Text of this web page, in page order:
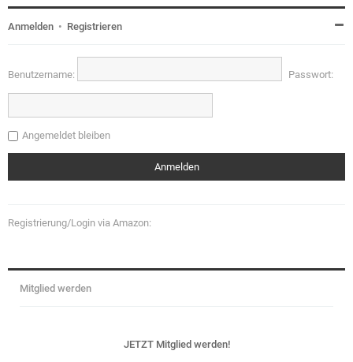
Anmelden • Registrieren
Benutzername: Passwort:
Angemeldet bleiben
Registrierung/Login via Amazon:
Mitglied werden
JETZT Mitglied werden!